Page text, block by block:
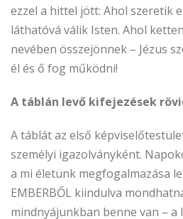
ezzel a hittel jött: Ahol szeretik
láthatóvá válik Isten. Ahol
nevében összejönnek – Jézus
él és ő fog működni!
A táblán levő kifejezések
A táblát az első
személyi igazolványként.
a mi életünk megfogalmazása
EMBERBŐL kiindulva
mindnyájunkban benne van – a